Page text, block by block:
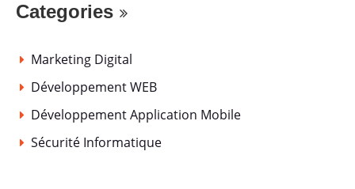
Categories
Marketing Digital
Développement WEB
Développement Application Mobile
Sécurité Informatique